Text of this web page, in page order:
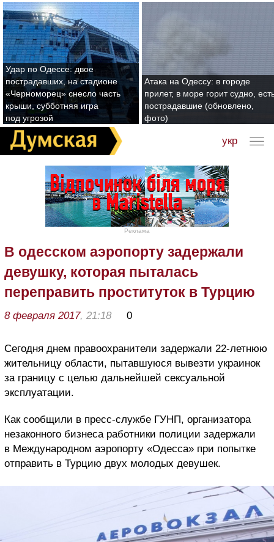
Удар по Одессе: двое
пострадавших, на стадионе
«Черноморец» снесло часть
крыши, субботняя игра
под угрозой
Атака на Одессу: в городе
прилет, в море горит судно,
пострадавшие (обновлено,
фото)
укр
Реклама
В одесском аэропорту задержали
девушку, которая пыталась
переправить проституток в Турцию
8 февраля 2017, 21:18 0
Сегодня днем правоохранители задержали 22-летнюю
жительницу области, пытавшуюся вывезти украинок
за границу с целью дальнейшей сексуальной
эксплуатации.
Как сообщили в пресс-службе ГУНП, организатора
незаконного бизнеса работники полиции задержали
в Международном аэропорту «Одесса» при попытке
отправить в Турцию двух молодых девушек.